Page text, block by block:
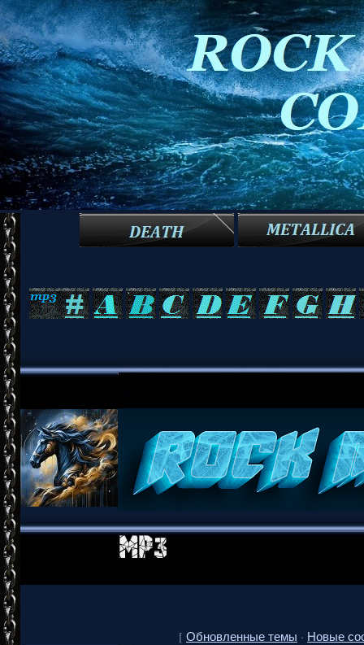
[ Обновленные темы · Новые